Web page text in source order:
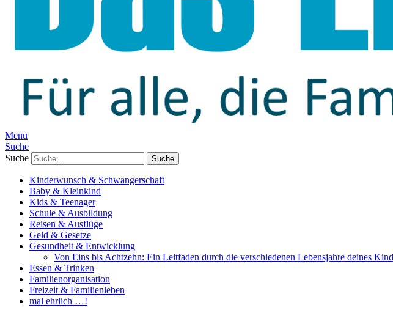
Menü
Suche
Suche
Kinderwunsch & Schwangerschaft
Baby & Kleinkind
Kids & Teenager
Schule & Ausbildung
Reisen & Ausflüge
Geld & Gesetze
Gesundheit & Entwicklung
Von Eins bis Achtzehn: Ein Leitfaden durch die verschiedenen Lebensjahre deines
Essen & Trinken
Familienorganisation
Freizeit & Familienleben
mal ehrlich …!